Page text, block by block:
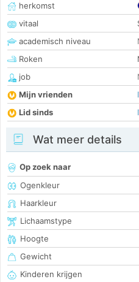
herkomst
vitaal
academisch niveau
Roken
job
Mijn vrienden
Lid sinds
Wat meer details
Op zoek naar
Ogenkleur
Haarkleur
Lichaamstype
Hoogte
Gewicht
Kinderen krijgen